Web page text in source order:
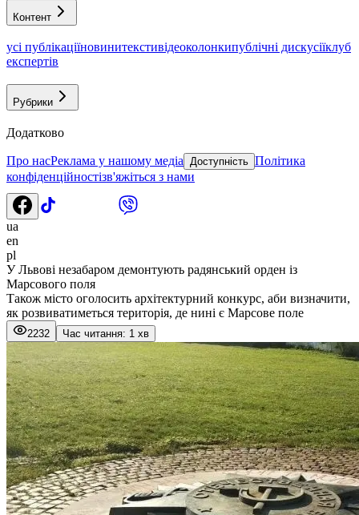
Контент
усі публікаціїновинитекстивідеоколонкипублічні дискусіїклуб
експертів
Рубрики
Додатково
Про насРеклама у нашому медіа Доступність Політика
конфіденційностізв'яжіться з нами
ua
en
pl
У Львові незабаром демонтують радянський орден із
Марсового поля
Також місто оголосить архітектурний конкурс, аби визначити,
як розвиватиметься територія, де нині є Марсове поле
2232 Час читання: 1 хв